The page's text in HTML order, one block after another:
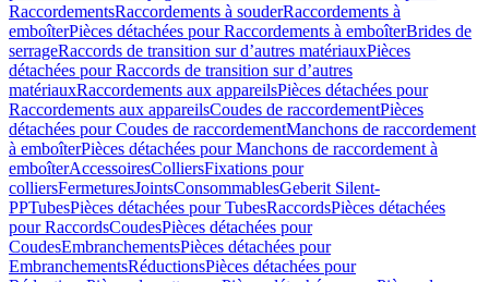
RaccordementsRaccordements à souderRaccordements à
emboîterPièces détachées pour Raccordements à emboîterBrides de
serrageRaccords de transition sur d’autres matériauxPièces
détachées pour Raccords de transition sur d’autres
matériauxRaccordements aux appareilsPièces détachées pour
Raccordements aux appareilsCoudes de raccordementPièces
détachées pour Coudes de raccordementManchons de raccordement
à emboîterPièces détachées pour Manchons de raccordement à
emboîterAccessoiresColliersFixations pour
colliersFermeturesJointsConsommablesGeberit Silent-
PPTubesPièces détachées pour TubesRaccordsPièces détachées
pour RaccordsCoudesPièces détachées pour
CoudesEmbranchementsPièces détachées pour
EmbranchementsRéductionsPièces détachées pour